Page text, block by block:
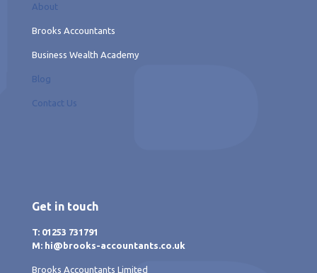
About
Brooks Accountants
Business Wealth Academy
Blog
Contact Us
Get in touch
T: 01253 731791
M: hi@brooks-accountants.co.uk
Brooks Accountants Limited